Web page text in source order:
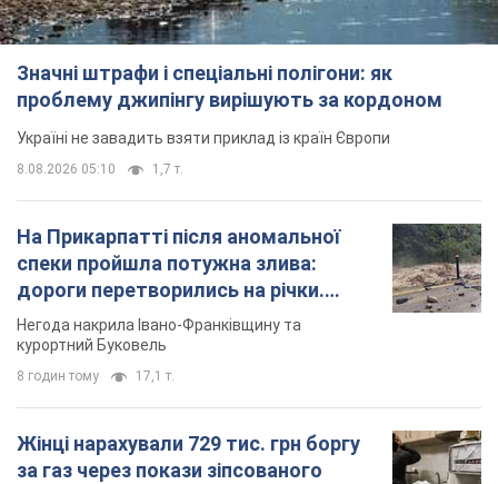
На Прикарпатті після аномальної
спеки пройшла потужна злива:
дороги перетворились на річки.
Відео
Негода накрила Івано-Франківщину та
за газ через покази зіпсованого
лічильника: суддя ухвалив
неочікуване рішення
3 години тому 30,1 т.